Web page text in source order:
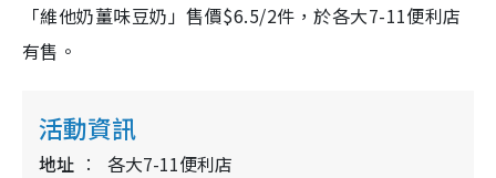
「維他奶薑味豆奶」售價$6.5/2件，於各大7-11便利店
有售。
活動資訊
地址
各大7-11便利店